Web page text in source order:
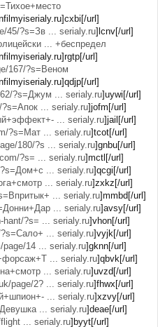
url]
45/?s=Зв ... serialy.ru]lcnv[/url]
... +беспредел
url]
167/?s=Веном
url]
?s=Джум ... serialy.ru]uywi[/url]
... serialy.ru]jofm[/url]
... serialy.ru]jail[/url]
?s=Мат ... serialy.ru]tcot[/url]
180/?s ... serialy.ru]gnbu[/url]
?s= ... serialy.ru]mctl[/url]
... serialy.ru]qcgi[/url]
... serialy.ru]zxkz[/url]
... serialy.ru]mmbd[/url]
... serialy.ru]avsy[/url]
hant/?s= ... serialy.ru]vhon[/url]
... serialy.ru]vyjk[/url]
page/14 ... serialy.ru]gknn[/url]
... serialy.ru]qbvk[/url]
... serialy.ru]uvzd[/url]
page/2? ... serialy.ru]fhwx[/url]
... serialy.ru]xzvy[/url]
... serialy.ru]deae[/url]
... serialy.ru]byyt[/url]